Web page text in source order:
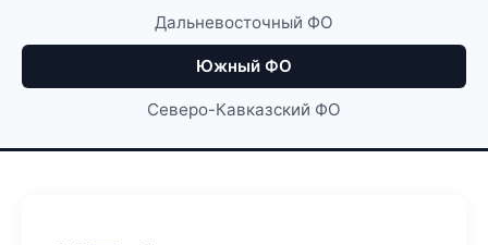
Дальневосточный ФО
Южный ФО
Северо-Кавказский ФО